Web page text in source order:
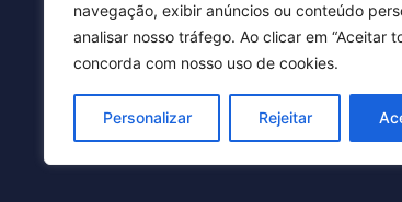
navegação, exibir anúncios ou conteúdo
analisar nosso tráfego. Ao clicar em “Aceitar
concorda com nosso uso de cookies.
Personalizar Rejeitar